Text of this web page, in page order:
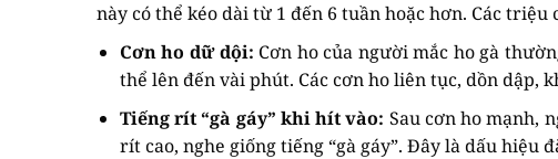
này có thể kéo dài từ 1 đến 6 tuần hoặc hơn. Các triệu
Cơn ho dữ dội: Cơn ho của người mắc ho gà
thể lên đến vài phút. Các cơn ho liên tục, dồn dập,
Tiếng rít “gà gáy” khi hít vào: Sau cơn ho mạnh,
rít cao, nghe giống tiếng “gà gáy”. Đây là dấu hiệu